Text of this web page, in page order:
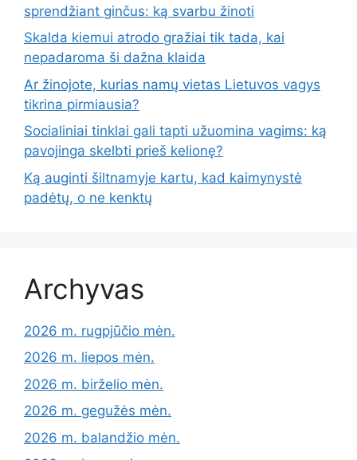
sprendžiant ginčus: ką svarbu žinoti
Skalda kiemui atrodo gražiai tik tada, kai
nepadaroma ši dažna klaida
Ar žinojote, kurias namų vietas Lietuvos vagys
tikrina pirmiausia?
Socialiniai tinklai gali tapti užuomina vagims: ką
pavojinga skelbti prieš kelionę?
Ką auginti šiltnamyje kartu, kad kaimynystė
padėtų, o ne kenktų
Archyvas
2026 m. rugpjūčio mėn.
2026 m. liepos mėn.
2026 m. birželio mėn.
2026 m. gegužės mėn.
2026 m. balandžio mėn.